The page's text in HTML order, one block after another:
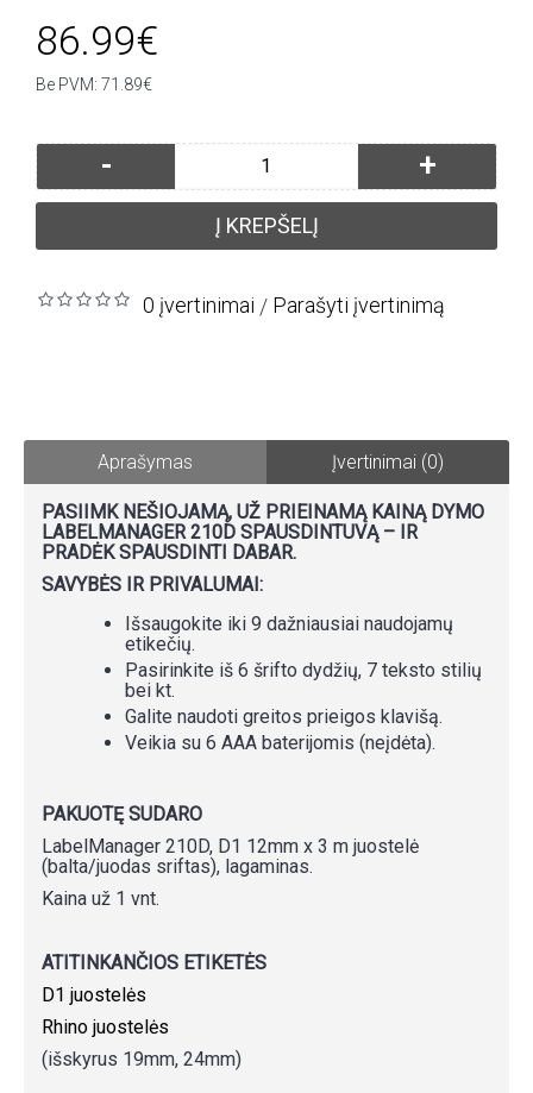
86.99€
Be PVM: 71.89€
- +
Į KREPŠELĮ
0 įvertinimai / Parašyti įvertinimą
Aprašymas Įvertinimai (0)
PASIIMK NEŠIOJAMĄ, UŽ PRIEINAMĄ KAINĄ DYMO
LABELMANAGER 210D SPAUSDINTUVĄ – IR
PRADĖK SPAUSDINTI DABAR.
SAVYBĖS IR PRIVALUMAI:
Išsaugokite iki 9 dažniausiai naudojamų
etikečių.
Pasirinkite iš 6 šrifto dydžių, 7 teksto stilių
bei kt.
Galite naudoti greitos prieigos klavišą.
Veikia su 6 AAA baterijomis (neįdėta).
PAKUOTĘ SUDARO
LabelManager 210D, D1 12mm x 3 m juostelė
(balta/juodas sriftas), lagaminas.
Kaina už 1 vnt.
ATITINKANČIOS ETIKETĖS
D1 juostelės
Rhino juostelės
(išskyrus 19mm, 24mm)